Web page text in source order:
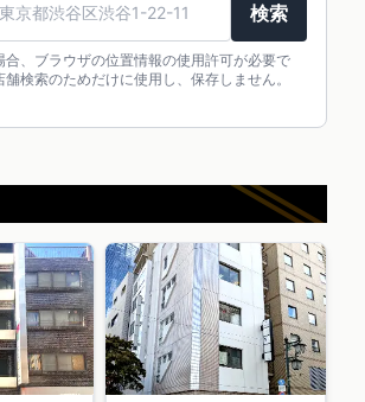
検索
合、ブラウザの位置情報の使用許可が必要で
検索のためだけに使用し、保存しません。